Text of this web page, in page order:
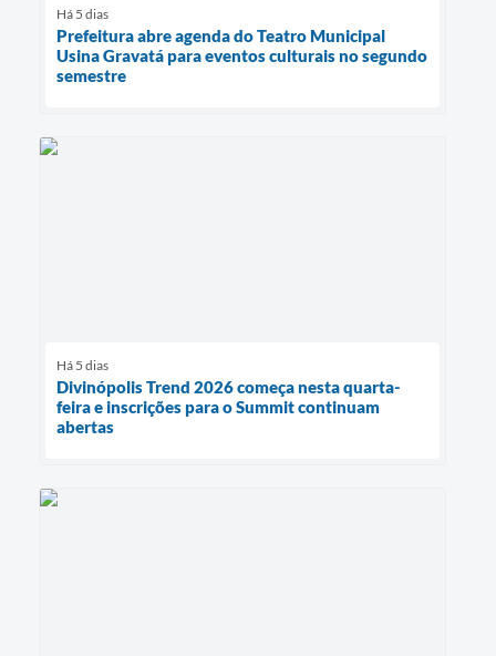
Há 5 dias
Prefeitura abre agenda do Teatro Municipal
Usina Gravatá para eventos culturais no segundo
semestre
Há 5 dias
Divinópolis Trend 2026 começa nesta quarta-
feira e inscrições para o Summit continuam
abertas